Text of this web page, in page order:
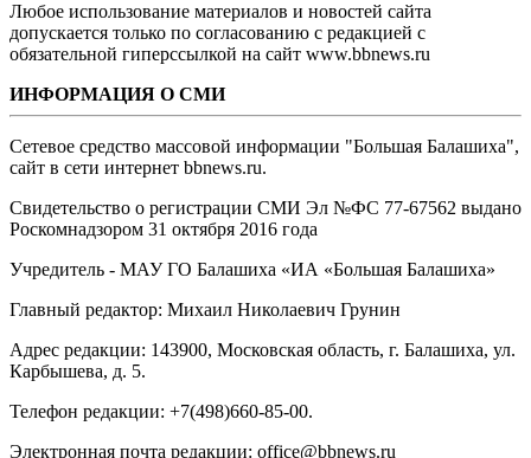
Любое использование материалов и новостей сайта
допускается только по согласованию с редакцией с
обязательной гиперссылкой на сайт www.bbnews.ru
ИНФОРМАЦИЯ О СМИ
Сетевое средство массовой информации "Большая Балашиха",
сайт в сети интернет bbnews.ru.
Свидетельство о регистрации СМИ Эл №ФС ‎77-67562 выдано
Роскомнадзором 31 октября 2016 года
Учредитель - МАУ ГО Балашиха «ИА «Большая Балашиха»
Главный редактор: Михаил Николаевич Грунин
Адрес редакции: 143900, Московская область, г. Балашиха, ул.
Карбышева, д. 5.
Телефон редакции: +7(498)660-85-00.
Электронная почта редакции: office@bbnews.ru